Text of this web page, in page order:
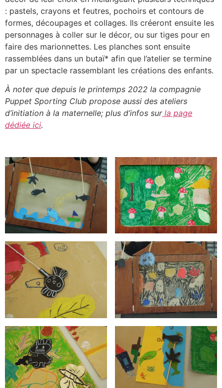
: pastels, crayons et feutres, pochoirs et contours de
formes, découpages et collages. Ils créeront ensuite les
personnages à coller sur le décor, ou sur tiges pour en
faire des marionnettes. Les planches sont ensuite
rassemblées dans un butaï* afin que l’atelier se termine
par un spectacle rassemblant les créations des enfants.
À noter que depuis le printemps 2022 la compagnie
Puppet Sporting Club propose aussi des ateliers
d’initiation à la maternelle; plus d’infos surla page
dédiée ici.